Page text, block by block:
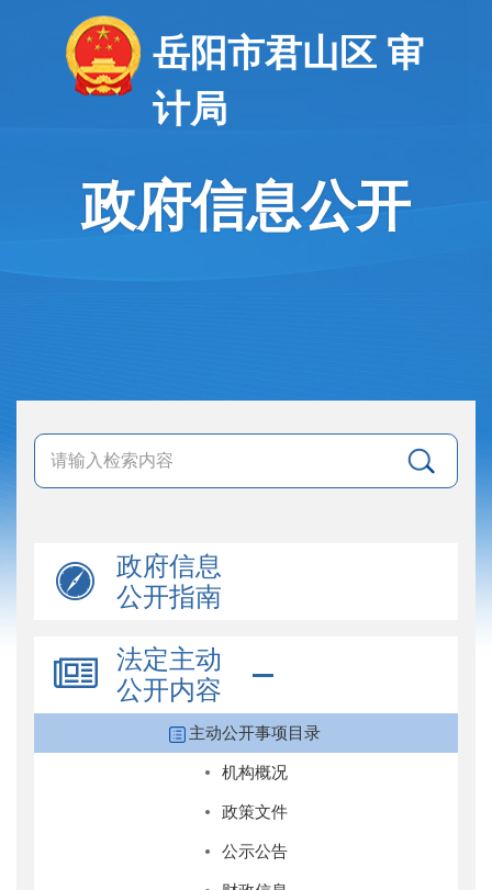
岳阳市君山区 审
计局
政府信息公开
政府信息
公开指南
法定主动
公开内容
主动公开事项目录
机构概况
政策文件
公示公告